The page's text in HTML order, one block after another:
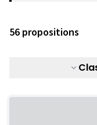
56 propositions